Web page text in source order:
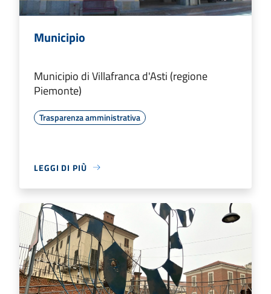
Municipio
Municipio di Villafranca d'Asti (regione
Piemonte)
Trasparenza amministrativa
LEGGI DI PIÙ